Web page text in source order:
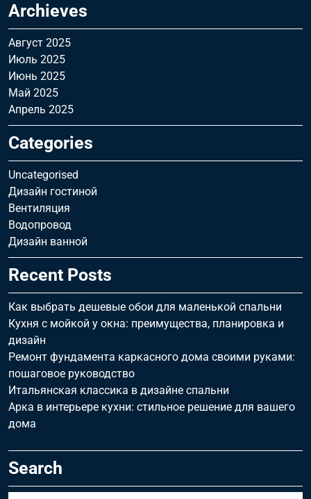
Archieves
Август 2025
Июль 2025
Июнь 2025
Май 2025
Апрель 2025
Categories
Uncategorised
Дизайн гостиной
Вентиляция
Водопровод
Дизайн ванной
Recent Posts
Как выбрать дешевые обои для маленькой спальни
Кухня с мойкой у окна: преимущества, планировка и
дизайн
Ремонт фундамента каркасного дома своими руками:
пошаговое руководство
Итальянская классика в дизайне спальни
Арка в интерьере кухни: стильное решение для вашего
дома
Search